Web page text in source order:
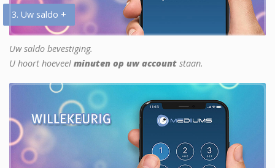
3. Uw saldo +
Uw saldo bevestiging.
U hoort hoeveel minuten op uw account staan.